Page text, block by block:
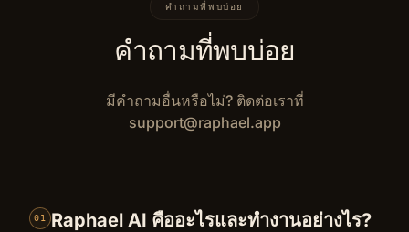
คำถามที่พบบ่อย
คำถามที่พบบ่อย
มีคำถามอื่นหรือไม่? ติดต่อเราที่
support@raphael.app
01 Raphael AI คืออะไรและทำงานอย่างไร?